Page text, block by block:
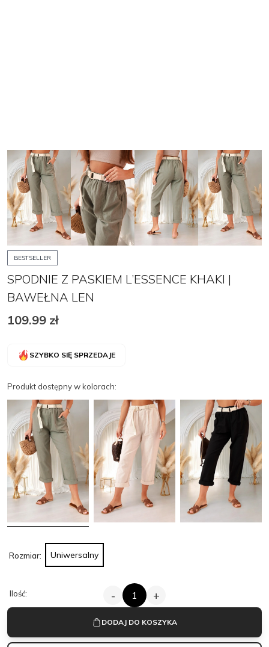
BESTSELLER
SPODNIE Z PASKIEM L’ESSENCE KHAKI |
BAWEŁNA LEN
109.99 zł
SZYBKO SIĘ SPRZEDAJE
Produkt dostępny w kolorach:
Rozmiar: Uniwersalny
Ilość: -
ILOŚĆ
SPODNIE
Z
PASKIEM
KHAKI
+
DODAJ DO KOSZYKA